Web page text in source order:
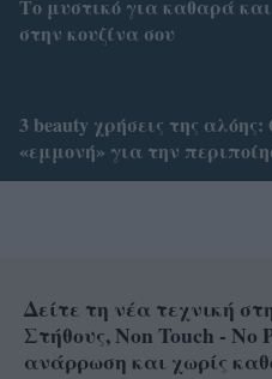
Το μυστικό για καθαρά
στην κουζίνα σου
3 beauty χρήσεις της
«εμμονή» για την
Δείτε τη νέα τεχνική
Στήθους, Non Touch - No
ανάρρωση και χωρίς